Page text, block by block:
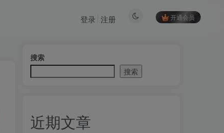
开通会员
登录 注册
搜索
搜索
近期文章